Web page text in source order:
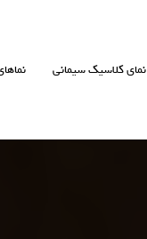
نمای کلاسیک سیمانی